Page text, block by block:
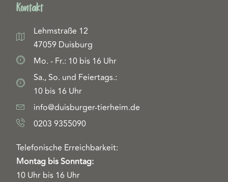
Kontakt
Lehmstraße 12
47059 Duisburg
Mo. - Fr.: 10 bis 16 Uhr
Sa., So. und Feiertags.:
10 bis 16 Uhr
info@duisburger-tierheim.de
0203 9355090
Telefonische Erreichbarkeit:
Montag bis Sonntag:
10 Uhr bis 16 Uhr